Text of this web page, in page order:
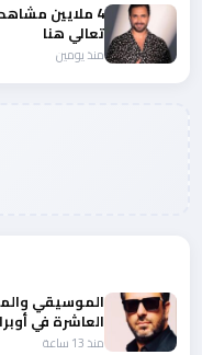
4 ملايين
تعالي هنا
منذ يومين
الموسيقي
العاشرة في
منذ 13 ساعة